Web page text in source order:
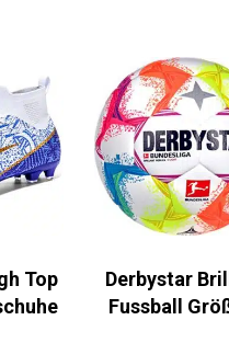
Top
Derbystar